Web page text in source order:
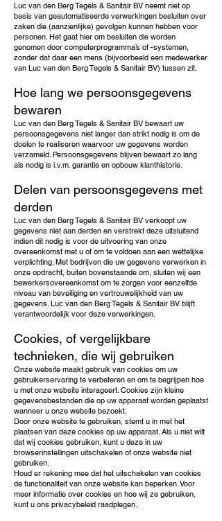
Luc van den Berg Tegels & Sanitair BV neemt niet op
basis van geautomatiseerde verwerkingen besluiten over
zaken die (aanzienlijke) gevolgen kunnen hebben voor
personen. Het gaat hier om besluiten die worden
genomen door computerprogramma’s of -systemen,
zonder dat daar een mens (bijvoorbeeld een medewerker
van Luc van den Berg Tegels & Sanitair BV) tussen zit.
Hoe lang we persoonsgegevens
bewaren
Luc van den Berg Tegels & Sanitair BV bewaart uw
persoonsgegevens niet langer dan strikt nodig is om de
doelen te realiseren waarvoor uw gegevens worden
verzameld. Persoonsgegevens blijven bewaart zo lang
als nodig is i.v.m. garantie en opbouw klanthistorie.
Delen van persoonsgegevens met
derden
Luc van den Berg Tegels & Sanitair BV verkoopt uw
gegevens niet aan derden en verstrekt deze uitsluitend
indien dit nodig is voor de uitvoering van onze
overeenkomst met u of om te voldoen aan een wettelijke
verplichting. Met bedrijven die uw gegevens verwerken in
onze opdracht, buiten bovenstaande om, sluiten wij een
bewerkersovereenkomst om te zorgen voor eenzelfde
niveau van beveiliging en vertrouwelijkheid van uw
gegevens. Luc van den Berg Tegels & Sanitair BV blijft
verantwoordelijk voor deze verwerkingen.
Cookies, of vergelijkbare
technieken, die wij gebruiken
Onze website maakt gebruik van cookies om uw
gebruikerservaring te verbeteren en om te begrijpen hoe
u met onze website interageert. Cookies zijn kleine
gegevensbestanden die op uw apparaat worden geplaatst
wanneer u onze website bezoekt.
Door onze website te gebruiken, stemt u in met het
plaatsen van deze cookies op uw apparaat. Als u niet wilt
dat wij cookies gebruiken, kunt u deze in uw
browserinstellingen uitschakelen of onze website niet
gebruiken.
Houd er rekening mee dat het uitschakelen van cookies
de functionaliteit van onze website kan beperken. Voor
meer informatie over cookies en hoe wij ze gebruiken,
kunt u ons privacybeleid raadplegen.